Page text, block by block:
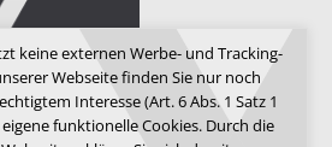
keine externen Werbe- und Tracking-
Webseite finden Sie nur noch
Interesse (Art. 6 Abs. 1 Satz 1
eigene funktionelle Cookies. Durch die
GmbH